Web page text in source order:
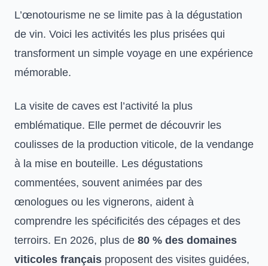
L’œnotourisme ne se limite pas à la dégustation
de vin. Voici les activités les plus prisées qui
transforment un simple voyage en une expérience
mémorable.
La visite de caves est l’activité la plus
emblématique. Elle permet de découvrir les
coulisses de la production viticole, de la vendange
à la mise en bouteille. Les dégustations
commentées, souvent animées par des
œnologues ou les vignerons, aident à
comprendre les spécificités des cépages et des
terroirs. En 2026, plus de 80 % des domaines
viticoles français proposent des visites guidées,